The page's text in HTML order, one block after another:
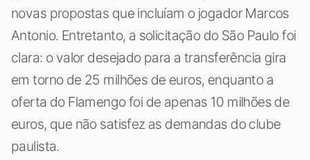
novas propostas que incluíam o jogador Marcos
Antonio. Entretanto, a solicitação do São Paulo foi
clara: o valor desejado para a transferência gira
em torno de 25 milhões de euros, enquanto a
oferta do Flamengo foi de apenas 10 milhões de
euros, que não satisfez as demandas do clube
paulista.